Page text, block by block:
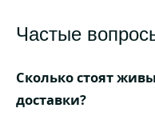
Частые
Сколько стоят
доставки?